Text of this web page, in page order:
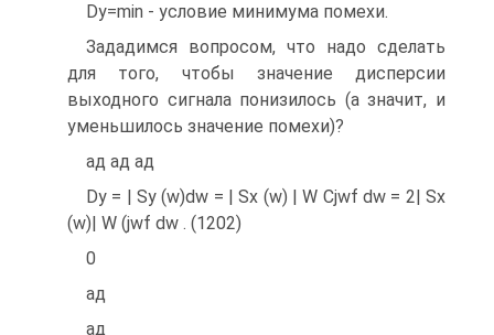
Dy=min - условие минимума помехи.
Зададимся вопросом, что надо сделать
для того, чтобы значение дисперсии
выходного сигнала понизилось (а значит, и
уменьшилось значение помехи)?
ад ад ад
Dy = | Sy (w)dw = | Sx (w) | W Сjwf dw = 2| Sx
(w)| W (jwf dw . (1202)
0
ад
ад